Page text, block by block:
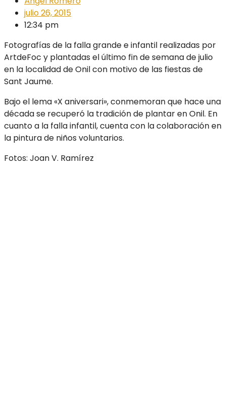
julio 26, 2015
12:34 pm
Fotografías de la falla grande e infantil realizadas por
ArtdeFoc y plantadas el último fin de semana de julio
en la localidad de Onil con motivo de las fiestas de
Sant Jaume.
Bajo el lema «X aniversari», conmemoran que hace una
década se recuperó la tradición de plantar en Onil. En
cuanto a la falla infantil, cuenta con la colaboración en
la pintura de niños voluntarios.
Fotos: Joan V. Ramírez